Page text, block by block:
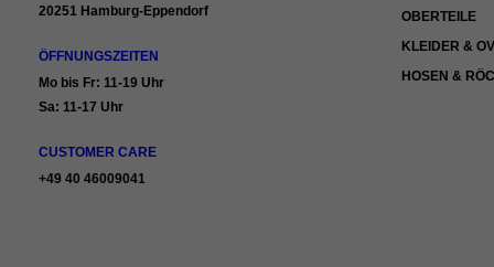
20251 Hamburg-Eppendorf
ÖFFNUNGSZEITEN
Mo bis Fr: 11-19 Uhr
Sa: 11-17 Uhr
CUSTOMER CARE
+49 40 46009041
OBERTEILE
KLEIDER &
HOSEN &